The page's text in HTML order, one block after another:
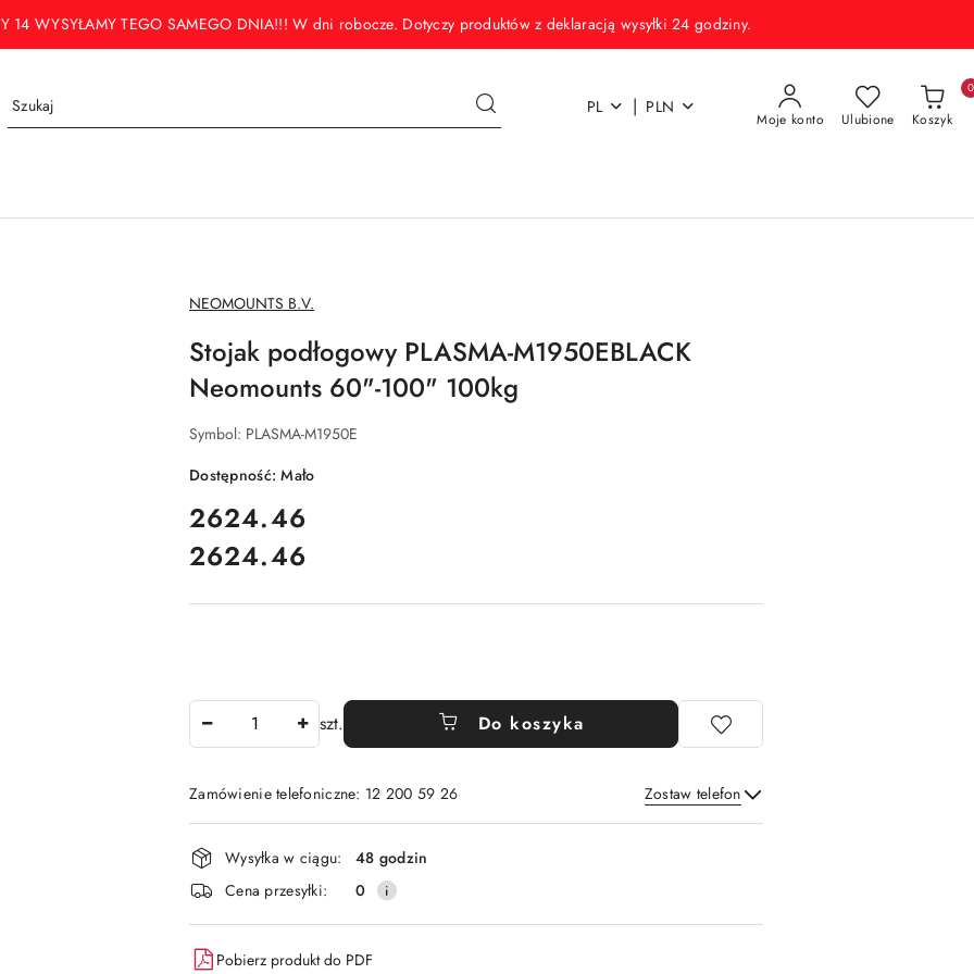
14 WYSYŁAMY TEGO SAMEGO DNIA!!! W dni robocze. Dotyczy produktów z deklaracją wysyłki 24 godziny.
PL | PLN
Moje konto Ulubione Koszyk
0
NAZWA
PRODUCENTA:
NEOMOUNTS B.V.
Stojak podłogowy PLASMA-M1950EBLACK
Neomounts 60"-100" 100kg
Symbol: PLASMA-M1950E
Dostępność:Mało
cena:
2624.46
Cena:
2624.46
szt. Do koszyka
Zamówienie telefoniczne: 12 200 59 26 Zostaw telefon
Wyślij
Dostępność
i
dostawa
Wysyłka w ciągu:
48 godzin
Cena przesyłki:
0
Pobierz produkt do PDF